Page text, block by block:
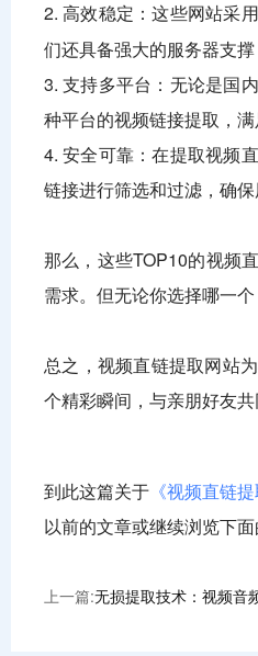
2. 高效稳定：这些网站采
们还具备强大的服务器支
3. 支持多平台：无论是国
种平台的视频链接提取，满
4. 安全可靠：在提取视频
链接进行筛选和过滤，确
那么，这些TOP10的视频
需求。但无论你选择哪一
总之，视频直链提取网站
个精彩瞬间，与亲朋好友
到此这篇关于 《视频直链
以前的文章或继续浏览下
上一篇:无损提取技术：视频音